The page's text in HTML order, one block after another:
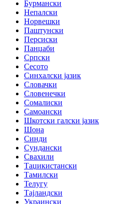
Бурмански
Непалски
Норвешки
Паштунски
Персиски
Панџаби
Српски
Сесото
Синхалски јазик
Словачки
Словенечки
Сомалиски
Самоански
Шкотски галски јазик
Шона
Синди
Сундански
Свахили
Таџикистански
Тамилски
Телугу
Тајландски
Украински